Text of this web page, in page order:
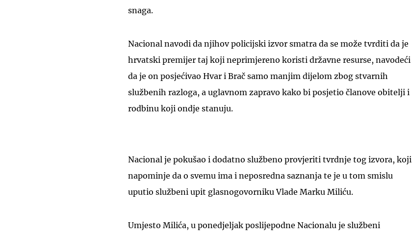
snaga.
Nacional navodi da njihov policijski izvor smatra da se može tvrditi da je
hrvatski premijer taj koji neprimjereno koristi državne resurse, navodeći
da je on posjećivao Hvar i Brač samo manjim dijelom zbog stvarnih
službenih razloga, a uglavnom zapravo kako bi posjetio članove obitelji i
rodbinu koji ondje stanuju.
Nacional je pokušao i dodatno službeno provjeriti tvrdnje tog izvora, koji
napominje da o svemu ima i neposredna saznanja te je u tom smislu
uputio službeni upit glasnogovorniku Vlade Marku Miliću.
Umjesto Milića, u ponedjeljak poslijepodne Nacionalu je službeni